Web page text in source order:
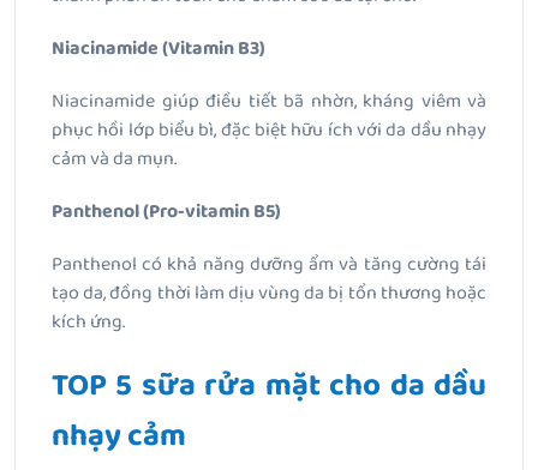
Niacinamide (Vitamin B3)
Niacinamide giúp điều tiết bã nhờn, kháng viêm và
phục hồi lớp biểu bì, đặc biệt hữu ích với da dầu nhạy
cảm và da mụn.
Panthenol (Pro-vitamin B5)
Panthenol có khả năng dưỡng ẩm và tăng cường tái
tạo da, đồng thời làm dịu vùng da bị tổn thương hoặc
kích ứng.
TOP 5 sữa rửa mặt cho da dầu
nhạy cảm